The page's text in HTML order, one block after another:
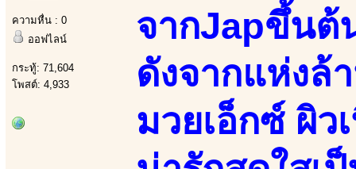
ความหื่น : 0
ออฟไลน์
กระทู้: 71,604
โพสต์: 4,933
จากJapขึ้นต้
ดังจากแห่งล้
มวยเอ็กซ์ ผิว